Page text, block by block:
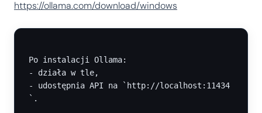
https://ollama.com/download/windows
Po instalacji Ollama:
- działa w tle,
- udostępnia API na `http://localhost:11434
`.